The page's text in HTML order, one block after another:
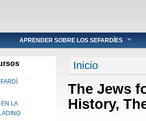
APRENDER SOBRE LOS SEFARDÍES
LA
Se encuentra
Inicio
The Jews
History,